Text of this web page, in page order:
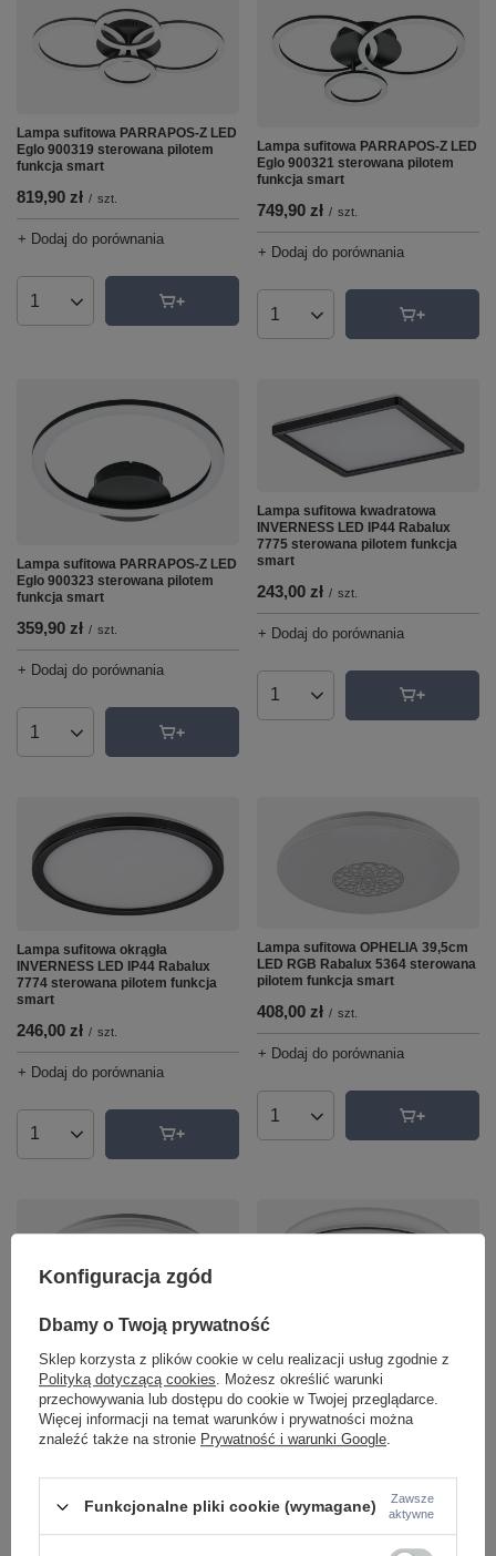
Lampa sufitowa PARRAPOS-Z LED
Eglo 900319 sterowana pilotem
funkcja smart
819,90 zł / szt.
+ Dodaj do porównania
Ilość produktów
Lampa sufitowa PARRAPOS-Z LED
Eglo 900321 sterowana pilotem
funkcja smart
749,90 zł / szt.
+ Dodaj do porównania
Ilość produktów
Lampa sufitowa PARRAPOS-Z LED
Eglo 900323 sterowana pilotem
funkcja smart
359,90 zł / szt.
+ Dodaj do porównania
Ilość produktów
Lampa sufitowa kwadratowa
INVERNESS LED IP44 Rabalux
7775 sterowana pilotem funkcja
smart
243,00 zł / szt.
+ Dodaj do porównania
Ilość produktów
Lampa sufitowa okrągła
INVERNESS LED IP44 Rabalux
7774 sterowana pilotem funkcja
smart
246,00 zł / szt.
+ Dodaj do porównania
Ilość produktów
Lampa sufitowa OPHELIA 39,5cm
LED RGB Rabalux 5364 sterowana
pilotem funkcja smart
408,00 zł / szt.
+ Dodaj do porównania
Ilość produktów
Lampa sufitowa OPHELIA 60cm
LED RGB Rabalux 5365 sterowana
pilotem funkcja smart
733,00 zł / szt.
RGB Rabalux 3510 sterowana
pilotem funkcja smart
706,00 zł / szt.
+ Dodaj do porównania
Ilość produktów
Konfiguracja zgód
Dbamy o Twoją prywatność
Sklep korzysta z plików cookie w celu realizacji usług zgodnie z
Polityką dotyczącą cookies. Możesz określić warunki
przechowywania lub dostępu do cookie w Twojej przeglądarce.
Więcej informacji na temat warunków i prywatności można
znaleźć także na stronie Prywatność i warunki Google.
Funkcjonalne pliki cookie (wymagane)
Zawsze
aktywne